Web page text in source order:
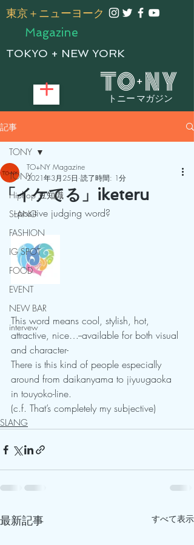
トニー マガジン
​東京＋ニューヨーク
Magazine
TOKYO + NEW YORK
記事
TONY
Hiphop 豆知識
SLANG
FASHION
IG SPOT
FOOD
EVENT
NEW BAR
intervew
TONY
「イケてる」iketeru
TO+NY Magazine
2021年3月25日 読了時間: 1分
--positive judging word?
This word means cool, stylish, hot,
attractive, nice…--available for both visual
and character-
There is this kind of people especially
around from daikanyama to jiyuugaoka
in touyoko-line.
(c.f. That’s completely my subjective)
SLANG
最新記事 すべて表示